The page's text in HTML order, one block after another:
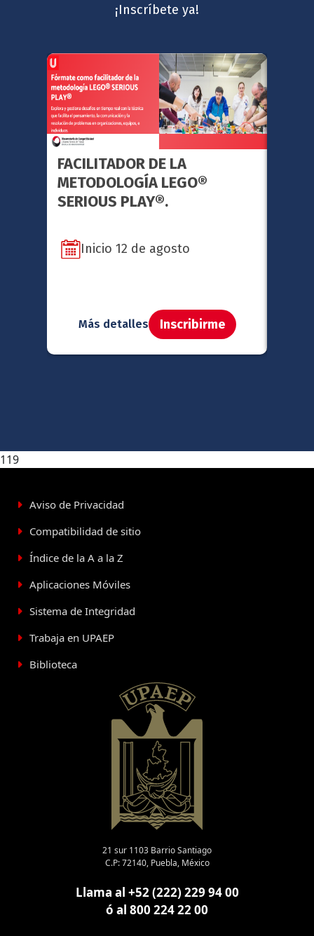
¡Inscríbete ya!
FACILITADOR DE LA
METODOLOGÍA LEGO®
SERIOUS PLAY®.
Inicio 12 de agosto
Más detalles Inscribirme
119
Aviso de Privacidad
Compatibilidad de sitio
Índice de la A a la Z
Aplicaciones Móviles
Sistema de Integridad
Trabaja en UPAEP
Biblioteca
21 sur 1103 Barrio Santiago
C.P: 72140, Puebla, México
Llama al +52 (222) 229 94 00
ó al 800 224 22 00